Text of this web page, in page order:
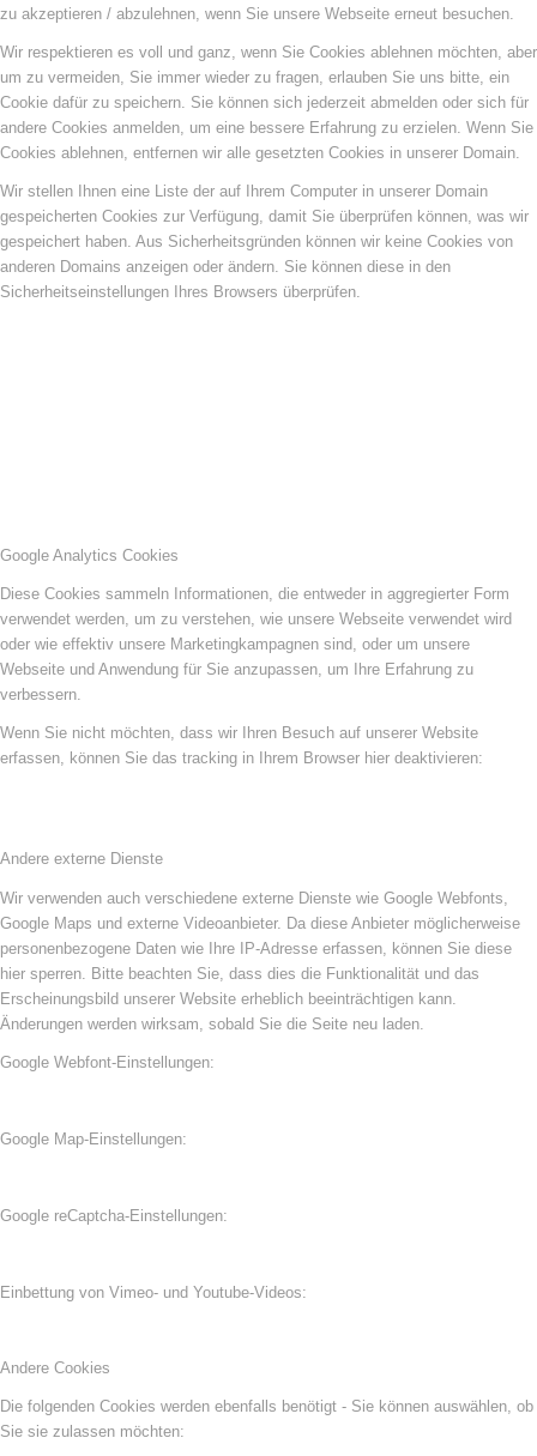
zu akzeptieren / abzulehnen, wenn Sie unsere Webseite erneut besuchen.
Wir respektieren es voll und ganz, wenn Sie Cookies ablehnen möchten, aber
um zu vermeiden, Sie immer wieder zu fragen, erlauben Sie uns bitte, ein
Cookie dafür zu speichern. Sie können sich jederzeit abmelden oder sich für
andere Cookies anmelden, um eine bessere Erfahrung zu erzielen. Wenn Sie
Cookies ablehnen, entfernen wir alle gesetzten Cookies in unserer Domain.
Wir stellen Ihnen eine Liste der auf Ihrem Computer in unserer Domain
gespeicherten Cookies zur Verfügung, damit Sie überprüfen können, was wir
gespeichert haben. Aus Sicherheitsgründen können wir keine Cookies von
anderen Domains anzeigen oder ändern. Sie können diese in den
Sicherheitseinstellungen Ihres Browsers überprüfen.
Google Analytics Cookies
Diese Cookies sammeln Informationen, die entweder in aggregierter Form
verwendet werden, um zu verstehen, wie unsere Webseite verwendet wird
oder wie effektiv unsere Marketingkampagnen sind, oder um unsere
Webseite und Anwendung für Sie anzupassen, um Ihre Erfahrung zu
verbessern.
Wenn Sie nicht möchten, dass wir Ihren Besuch auf unserer Website
erfassen, können Sie das tracking in Ihrem Browser hier deaktivieren:
Andere externe Dienste
Wir verwenden auch verschiedene externe Dienste wie Google Webfonts,
Google Maps und externe Videoanbieter. Da diese Anbieter möglicherweise
personenbezogene Daten wie Ihre IP-Adresse erfassen, können Sie diese
hier sperren. Bitte beachten Sie, dass dies die Funktionalität und das
Erscheinungsbild unserer Website erheblich beeinträchtigen kann.
Änderungen werden wirksam, sobald Sie die Seite neu laden.
Google Webfont-Einstellungen:
Google Map-Einstellungen:
Google reCaptcha-Einstellungen:
Einbettung von Vimeo- und Youtube-Videos:
Andere Cookies
Die folgenden Cookies werden ebenfalls benötigt - Sie können auswählen, ob
Sie sie zulassen möchten: